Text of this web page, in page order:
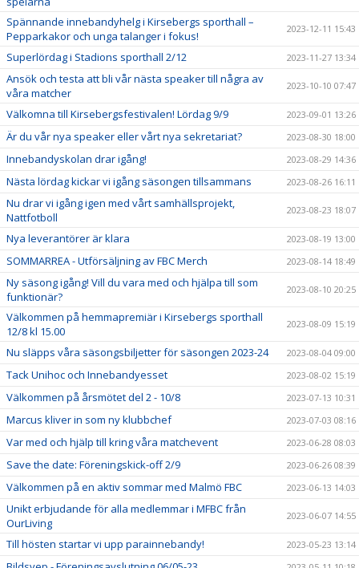
Spännande innebandyhelg i Kirsebergs sporthall –
Pepparkakor och unga talanger i fokus!
2023-12-11 15:43
Superlördag i Stadions sporthall 2/12 2023-11-27 13:34
Ansök och testa att bli vår nästa speaker till några av
våra matcher
2023-10-10 07:47
Välkomna till Kirsebergsfestivalen! Lördag 9/9 2023-09-01 13:26
Är du vår nya speaker eller vårt nya sekretariat? 2023-08-30 18:00
Innebandyskolan drar igång! 2023-08-29 14:36
Nästa lördag kickar vi igång säsongen tillsammans 2023-08-26 16:11
Nu drar vi igång igen med vårt samhällsprojekt,
Nattfotboll
2023-08-23 18:07
Nya leverantörer är klara 2023-08-19 13:00
SOMMARREA - Utförsäljning av FBC Merch 2023-08-14 18:49
Ny säsong igång! Vill du vara med och hjälpa till som
funktionär?
2023-08-10 20:25
Välkommen på hemmapremiär i Kirsebergs sporthall
12/8 kl 15.00
2023-08-09 15:19
Nu släpps våra säsongsbiljetter för säsongen 2023-24 2023-08-04 09:00
Tack Unihoc och Innebandyesset 2023-08-02 15:19
Välkommen på årsmötet del 2 - 10/8 2023-07-13 10:31
Marcus kliver in som ny klubbchef 2023-07-03 08:16
Var med och hjälp till kring våra matchevent 2023-06-28 08:03
Save the date: Föreningskick-off 2/9 2023-06-26 08:39
Välkommen på en aktiv sommar med Malmö FBC 2023-06-13 14:03
Unikt erbjudande för alla medlemmar i MFBC från
OurLiving
2023-06-07 14:55
Till hösten startar vi upp parainnebandy! 2023-05-23 13:14